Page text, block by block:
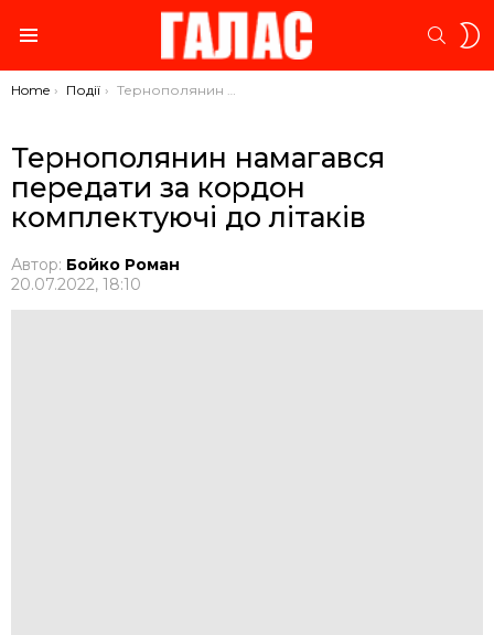
You are here:
Home Події Тернополянин намагався передати за кордон комплектуючі до літаків
Тернополянин намагався
передати за кордон
комплектуючі до літаків
Автор: Бойко Роман
20.07.2022, 18:10